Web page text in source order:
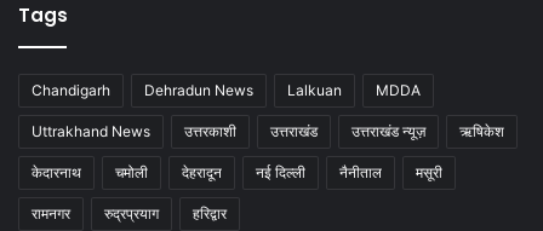
Tags
Chandigarh Dehradun News Lalkuan MDDA
Uttrakhand News उत्तरकाशी उत्तराखंड उत्तराखंड न्यूज़ ऋषिकेश
केदारनाथ चमोली देहरादून नई दिल्ली नैनीताल मसूरी
रामनगर रुद्रप्रयाग हरिद्वार